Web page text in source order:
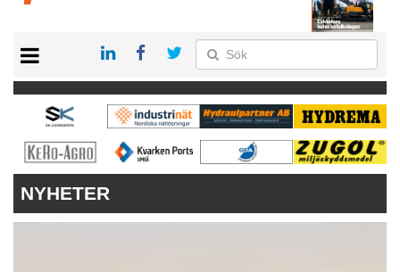
KONTAKT
VÅRA ANDRA MAGASIN
PRENUMERERA
NYHETER